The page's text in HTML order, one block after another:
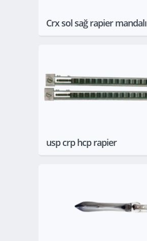
Crx sol sağ rapier mandalı
usp crp hcp rapier